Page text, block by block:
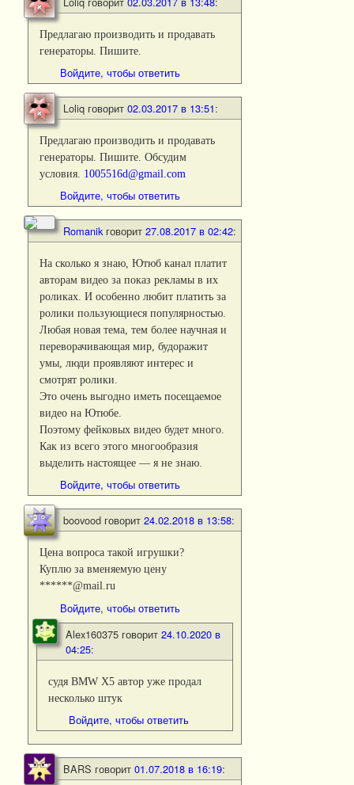
Предлагаю производить и продавать
генераторы. Пишите.
Войдите, чтобы ответить
Loliq говорит 02.03.2017 в 13:51:
Предлагаю производить и продавать
генераторы. Пишите. Обсудим
условия. 1005516d@gmail.com
Войдите, чтобы ответить
Romanik говорит 27.08.2017 в 02:42:
На сколько я знаю, Ютюб канал платит
авторам видео за показ рекламы в их
роликах. И особенно любит платить за
ролики пользующиеся популярностью.
Любая новая тема, тем более научная и
переворачивающая мир, будоражит
умы, люди проявляют интерес и
смотрят ролики.
Это очень выгодно иметь посещаемое
видео на Ютюбе.
Поэтому фейковых видео будет много.
Как из всего этого многообразия
выделить настоящее — я не знаю.
Войдите, чтобы ответить
boovood говорит 24.02.2018 в 13:58:
Цена вопроса такой игрушки?
Куплю за вменяемую цену
******@mail.ru
Войдите, чтобы ответить
Alex160375 говорит 24.10.2020 в
04:25:
судя BMW X5 автор уже продал
несколько штук
Войдите, чтобы ответить
BARS говорит 01.07.2018 в 16:19: